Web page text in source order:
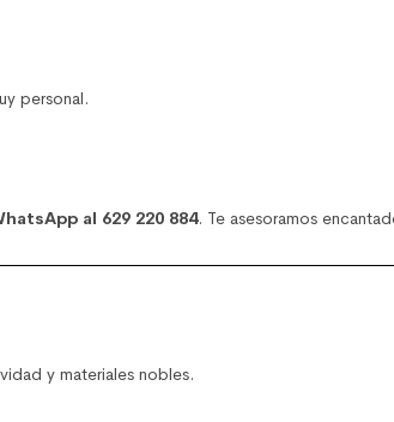
personal.
al 629 220 884. Te asesoramos
y materiales nobles.